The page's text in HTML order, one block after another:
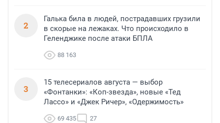
2
Галька била в людей, пострадавших грузили
в скорые на лежаках. Что происходило в
Геленджике после атаки БПЛА
88 163
3
15 телесериалов августа — выбор
«Фонтанки»: «Коп-звезда», новые «Тед
Лассо» и «Джек Ричер», «Одержимость»
69 435 27